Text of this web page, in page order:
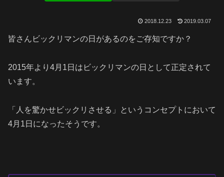
2018.12.23 2019.03.07
皆さんビックリマンの日があるのをご存知ですか？
2015年より4月1日はビックリマンの日として正定されて
います。
「人を驚かせビックリさせる」というコンセプトにおいて
4月1日になったそうです。